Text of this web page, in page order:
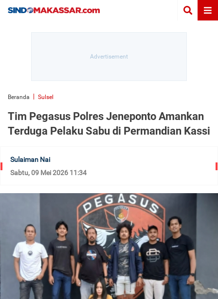
Beranda Sulsel
Tim Pegasus Polres Jeneponto Amankan
Terduga Pelaku Sabu di Permandian Kassi
Sulaiman Nai
Sabtu, 09 Mei 2026 11:34